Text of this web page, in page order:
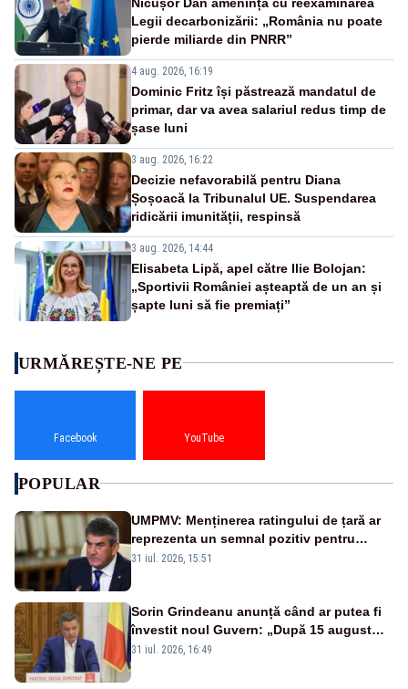
Legii decarbonizării: „România nu poate
pierde miliarde din PNRR”
4 aug. 2026, 16:19
Dominic Fritz își păstrează mandatul de
primar, dar va avea salariul redus timp de
șase luni
3 aug. 2026, 16:22
Decizie nefavorabilă pentru Diana
Șoșoacă la Tribunalul UE. Suspendarea
ridicării imunității, respinsă
3 aug. 2026, 14:44
Elisabeta Lipă, apel către Ilie Bolojan:
„Sportivii României așteaptă de un an și
șapte luni să fie premiați”
URMĂREȘTE-NE PE
Facebook YouTube
POPULAR
UMPMV: Menținerea ratingului de țară ar
reprezenta un semnal pozitiv pentru
România. Autoritățile trebuie să continue
31 iul. 2026, 15:51
Sorin Grindeanu anunță când ar putea fi
învestit noul Guvern: „După 15 august
sunt șanse mai mari”
31 iul. 2026, 16:49